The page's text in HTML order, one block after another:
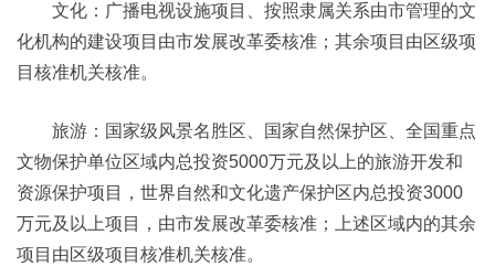
文化：广播电视设施项目、按照隶属关系由市管理的文
化机构的建设项目由市发展改革委核准；其余项目由区级项
目核准机关核准。
旅游：国家级风景名胜区、国家自然保护区、全国重点
文物保护单位区域内总投资5000万元及以上的旅游开发和
资源保护项目，世界自然和文化遗产保护区内总投资3000
万元及以上项目，由市发展改革委核准；上述区域内的其余
项目由区级项目核准机关核准。